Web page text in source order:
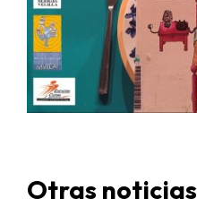
Otras noticias